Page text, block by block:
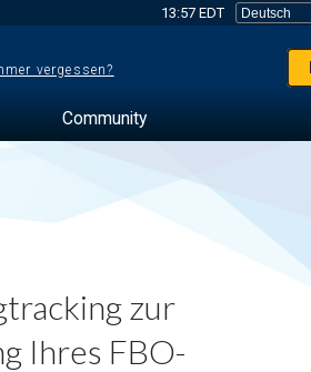
13:57 EDT
vergessen?
Community
zur
Ihres FBO-